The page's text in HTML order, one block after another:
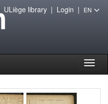
ULiège library| Login | EN